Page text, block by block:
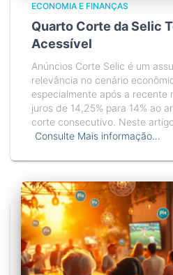
ECONOMIA E FINANÇAS
Quarto Corte da Selic
Acessível
Anúncios Corte Selic é um
relevância no cenário
especialmente após a recente
juros de 14,25% para 14% ao
corte consecutivo. Neste
Consulte Mais informação…